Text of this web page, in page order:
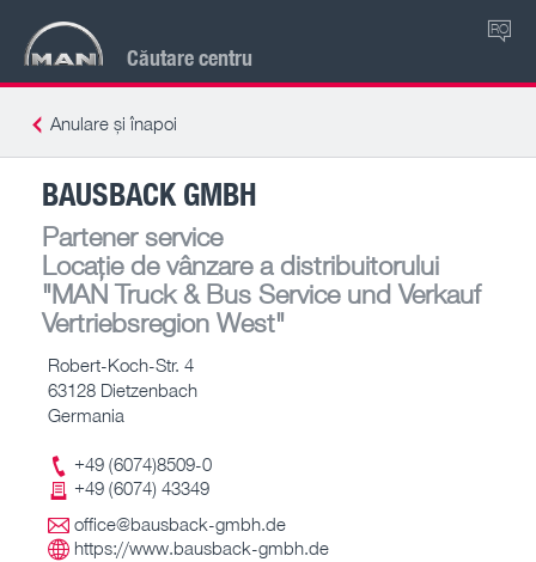
Căutare centru
RO
Anulare și înapoi
BAUSBACK GMBH
Partener service
Locație de vânzare a distribuitorului
"MAN Truck & Bus Service und Verkauf
Vertriebsregion West"
Robert-Koch-Str. 4
63128 Dietzenbach
Germania
+49 (6074)8509-0
+49 (6074) 43349
office@bausback-gmbh.de
https://www.bausback-gmbh.de